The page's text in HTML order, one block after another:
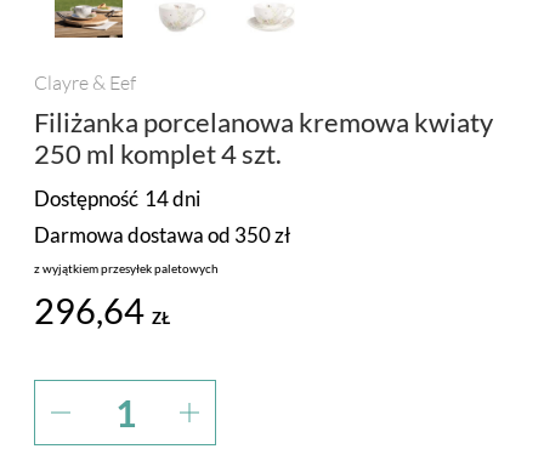
Clayre & Eef
Filiżanka porcelanowa kremowa kwiaty
250 ml komplet 4 szt.
Dostępność 14 dni
Darmowa dostawa od 350 zł
z wyjątkiem przesyłek paletowych
296,64 ZŁ